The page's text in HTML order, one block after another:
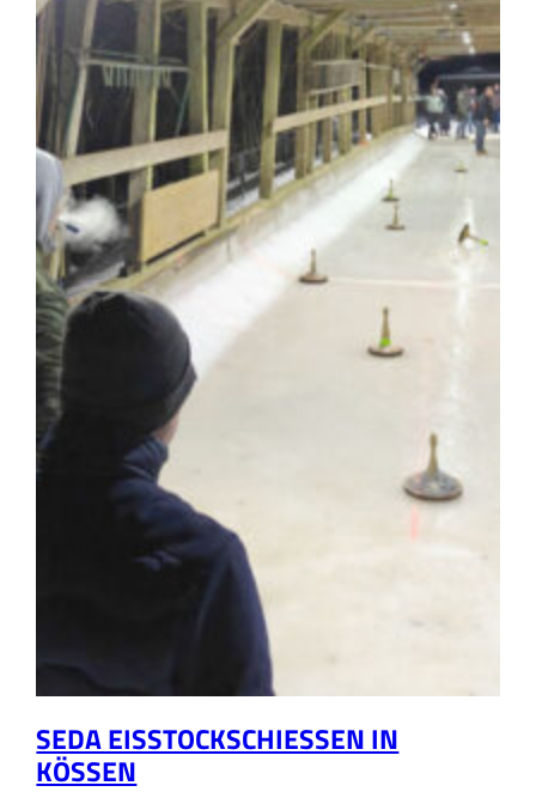
SEDA EISSTOCKSCHIESSEN IN K
ÖSSEN